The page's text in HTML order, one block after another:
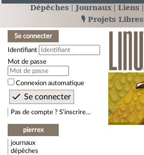
Dépêches Journaux Liens
🎙️ Projets Libres
Se connecter
Identifiant
Mot de passe
Connexion automatique
Pas de compte ? S’inscrire…
pierrex
journaux
dépêches